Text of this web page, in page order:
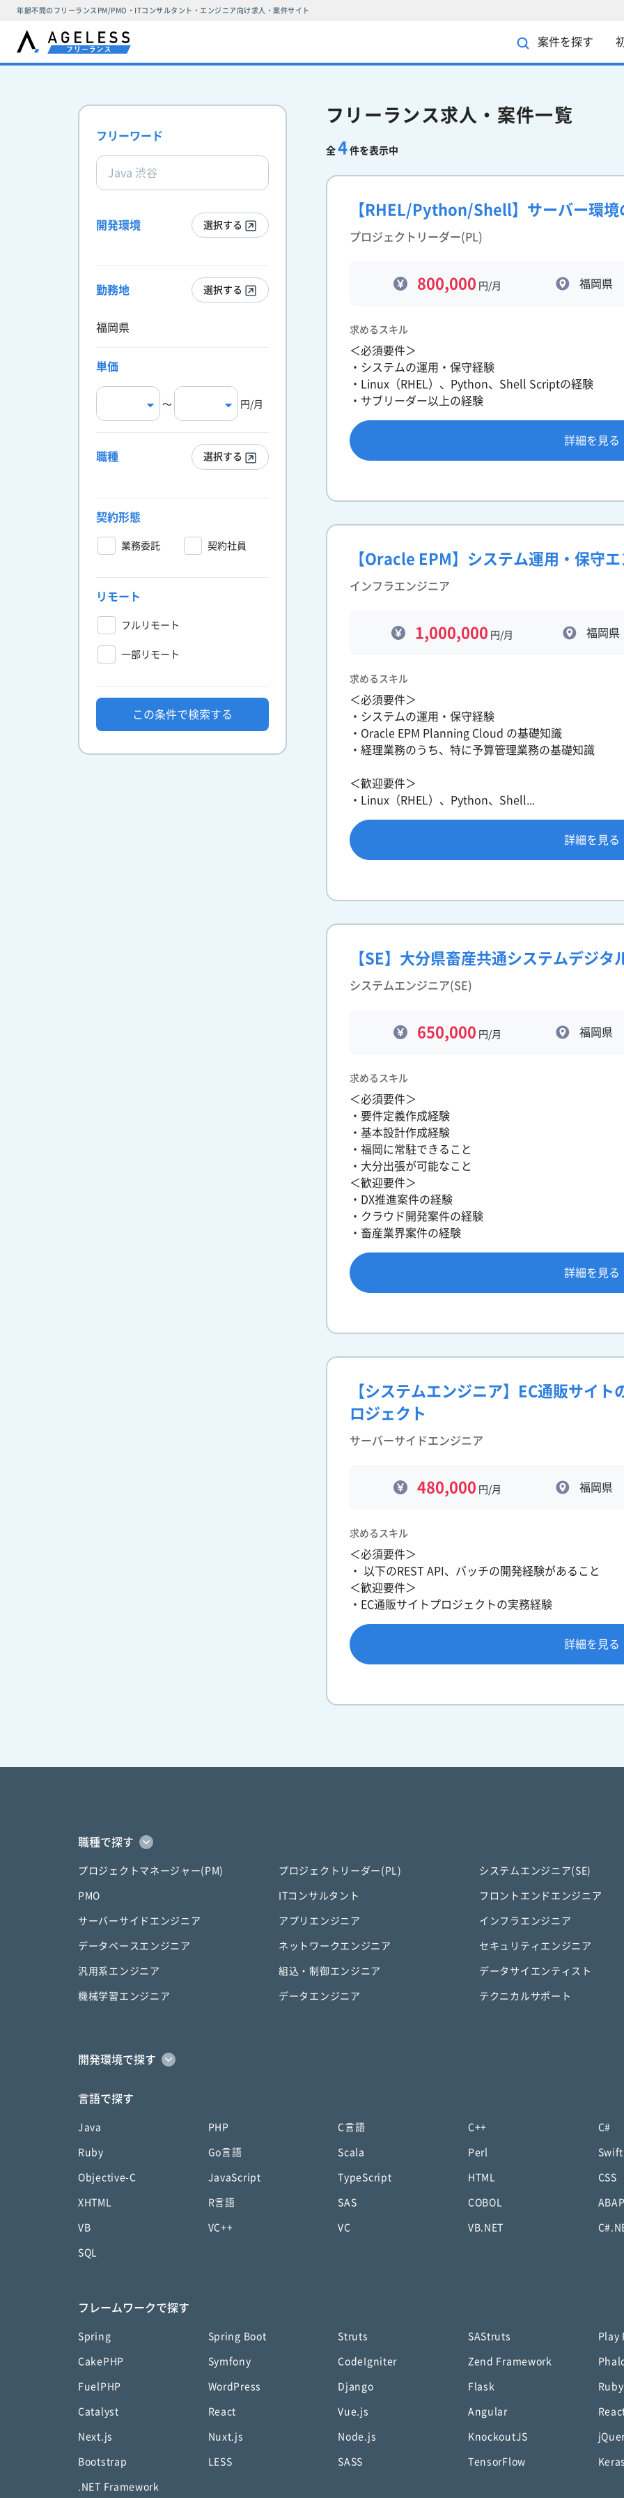
年齢不問のフリーランスPM/PMO・ITコンサルタント・エンジニア向け求人・案件サイト
案件を探す
フリーワード
開発環境 選択する
勤務地 選択する
福岡県
単価
〜 円/月
職種 選択する
契約形態
業務委託 契約社員
リモート
フルリモート
一部リモート
フリーランス求人・案件一覧
全 4 件を表示中
【RHEL/Python/Shell】サーバー環境
プロジェクトリーダー(PL)
800,000 円/月 福岡県
求めるスキル
＜必須要件＞
・システムの運用・保守経験
・Linux（RHEL）、Python、Shell Scriptの経験
・サブリーダー以上の経験
詳細を見る
【Oracle EPM】システム運用・保守
インフラエンジニア
1,000,000 円/月 福岡県
求めるスキル
＜必須要件＞
・システムの運用・保守経験
・Oracle EPM Planning Cloud の基礎知識
・経理業務のうち、特に予算管理業務の基礎知識
＜歓迎要件＞
・Linux（RHEL）、Python、Shell...
詳細を見る
【SE】大分県畜産共通システムデジタ
システムエンジニア(SE)
650,000 円/月 福岡県
求めるスキル
＜必須要件＞
・要件定義作成経験
・基本設計作成経験
・福岡に常駐できること
・大分出張が可能なこと
＜歓迎要件＞
・DX推進案件の経験
・クラウド開発案件の経験
・畜産業界案件の経験
詳細を見る
【システムエンジニア】EC通販サイ
ロジェクト
サーバーサイドエンジニア
480,000 円/月 福岡県
求めるスキル
＜必須要件＞
・ 以下のREST API、バッチの開発経験があること
＜歓迎要件＞
・EC通販サイトプロジェクトの実務経験
詳細を見る
職種で探す
プロジェクトマネージャー(PM) プロジェクトリーダー(PL) システムエンジニア(SE)
PMO ITコンサルタント フロントエンドエンジニア
サーバーサイドエンジニア アプリエンジニア インフラエンジニア
データベースエンジニア ネットワークエンジニア セキュリティエンジニア
汎用系エンジニア 組込・制御エンジニア データサイエンティスト
機械学習エンジニア データエンジニア テクニカルサポート
開発環境で探す
言語で探す
Java PHP C言語 C++ C#
Ruby Go言語 Scala Perl Swift
Objective-C JavaScript TypeScript HTML CSS
XHTML R言語 SAS COBOL ABAP
VB VC++ VC VB.NET
SQL
フレームワークで探す
Spring Spring Boot Struts SAStruts Play
CakePHP Symfony CodeIgniter Zend Framework
FuelPHP WordPress Django Flask
Catalyst React Vue.js Angular
Next.js Nuxt.js Node.js KnockoutJS
Bootstrap LESS SASS TensorFlow Keras
.NET Framework